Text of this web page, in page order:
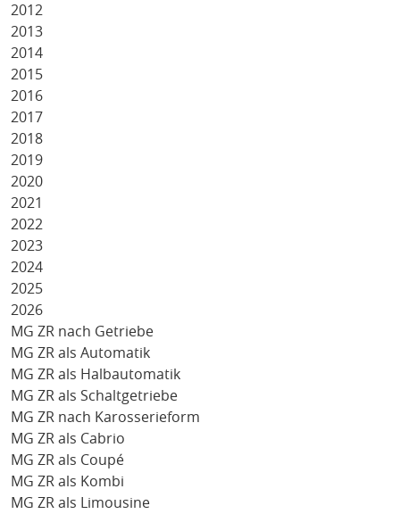
2012
2013
2014
2015
2016
2017
2018
2019
2020
2021
2022
2023
2024
2025
2026
MG ZR nach Getriebe
MG ZR als Automatik
MG ZR als Halbautomatik
MG ZR als Schaltgetriebe
MG ZR nach Karosserieform
MG ZR als Cabrio
MG ZR als Coupé
MG ZR als Kombi
MG ZR als Limousine